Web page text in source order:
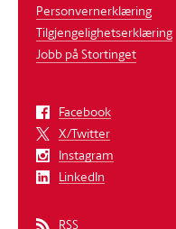
Personvernerklæring
Tilgjengelighetserklæring
Jobb på Stortinget
Facebook
X/Twitter
Instagram
LinkedIn
RSS